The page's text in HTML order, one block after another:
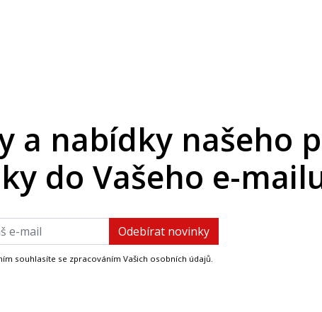
a nabídky našeho
do Vašeho e-
souhlasíte se zpracováním Vašich osobních údajů.